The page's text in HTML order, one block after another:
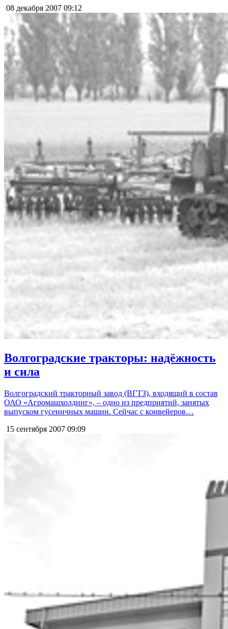
08 декабря 2007 09:12
Волгоградские тракторы: надёжность
и сила
Волгоградский тракторный завод (ВГТЗ), входящий в состав
ОАО «Агромашхолдинг», – одно из предприятий, занятых
выпуском гусеничных машин. Сейчас с конвейеров…
15 сентября 2007 09:09